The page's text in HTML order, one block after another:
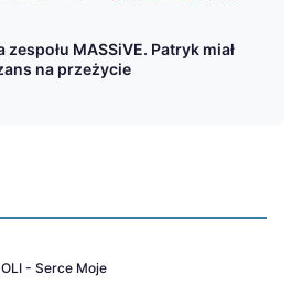
MASSiVE. Patryk miał
na przeżycie
- Serce Moje